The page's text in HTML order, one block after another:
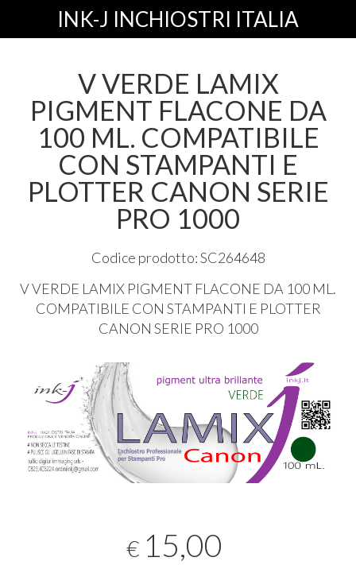
INK-J INCHIOSTRI ITALIA
V VERDE LAMIX
PIGMENT FLACONE DA
100 ML. COMPATIBILE
CON STAMPANTI E
PLOTTER CANON SERIE
PRO 1000
Codice prodotto: SC264648
VVERDE LAMIX PIGMENT FLACONE DA 100 ML.
COMPATIBILE CON STAMPANTI E PLOTTER
CANON SERIE PRO 1000
€ 15,00